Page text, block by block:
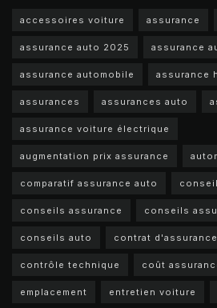
accessoires voiture assurance
assurance auto 2025 assurance
assurance automobile assurance
assurances assurances auto
assurance voiture électrique
augmentation prix assurance
comparatif assurance auto
conseils assurance conseils
conseils auto contrat d'assurance
contrôle technique coût
emplacement entretien voiture